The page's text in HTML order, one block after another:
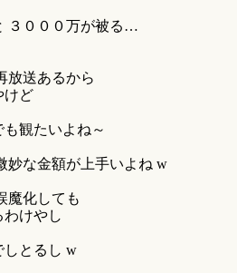
３０００万が被る…
放送あるから
けど
観たいよね～
妙な金額が上手いよね w
魔化しても
けやし
しとるし w